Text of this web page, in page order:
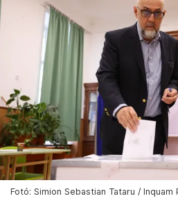
Fotó: Simion Sebastian Tataru / Inquam